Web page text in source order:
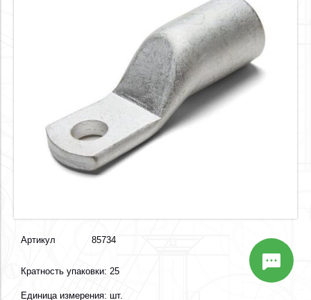
Артикул 85734
Кратность упаковки: 25
Единица измерения: шт.